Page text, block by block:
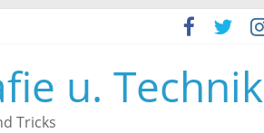
u. Technik
Tricks